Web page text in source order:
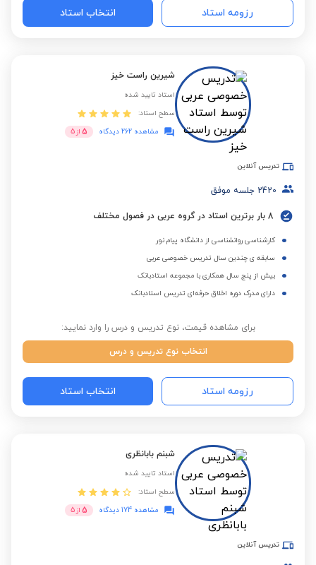
رزومه استاد انتخاب استاد
شیرین راست خیز
استاد تایید شده
سطح استاد:
مشاهده 262 دیدگاه
5 از 5
تدریس آنلاین
2420 جلسه موفق
8 بار برترین استاد در گروه عربی در فصول مختلف
کارشناسی روانشناسی از دانشگاه پیام نور
سابقه ی چندین سال تدریس خصوصی عربی
بیش از پنج سال همکاری با مجموعه استادبانک
دارای مدرک دوره اخلاق حرفه‌ای تدریس استادبانک
برای مشاهده قیمت، نوع تدریس و درس را وارد نمایید:
انتخاب نوع تدریس و درس
رزومه استاد انتخاب استاد
شبنم بابانظری
استاد تایید شده
سطح استاد:
مشاهده 174 دیدگاه
5 از 5
تدریس آنلاین